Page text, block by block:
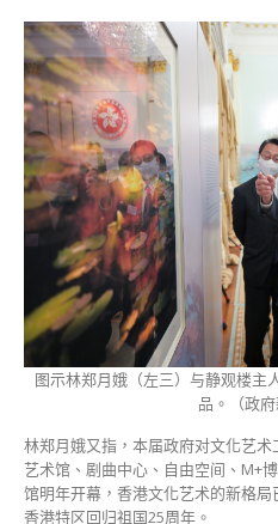
图示林郑月娥（左三）与静观楼主
品。（政府
林郑月娥又指，本届政府对文化艺
艺术馆、剧曲中心、自由空间、M+
馆明年开幕，香港文化艺术的新格
香港特区回归祖国25周年。